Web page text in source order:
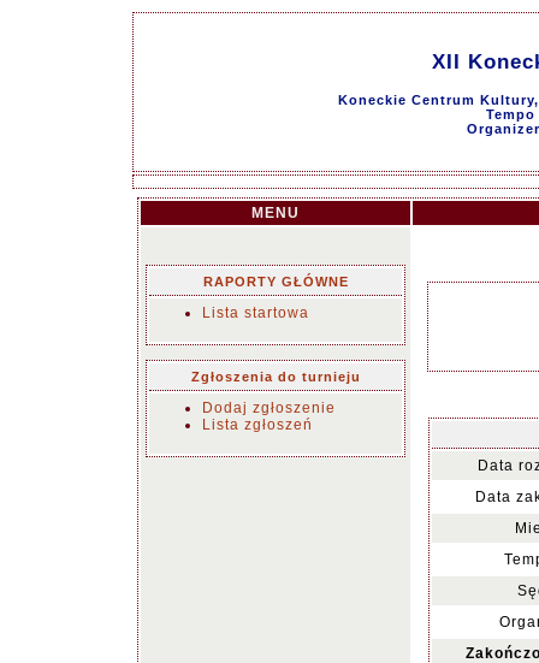
XII
Koneckie Centrum
MENU
RAPORTY GŁÓWNE
Lista startowa
Zgłoszenia do turnieju
Dodaj zgłoszenie
Lista zgłoszeń
Data
Data